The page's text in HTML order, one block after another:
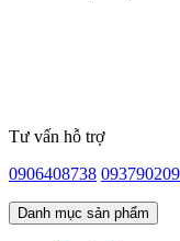
Tư vấn hỗ trợ
0906408738
Danh mục sản phẩm